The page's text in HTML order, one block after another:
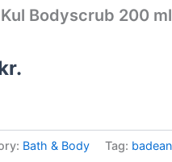
Bodyscrub 200 ml
is:
Bath & Body Tag: